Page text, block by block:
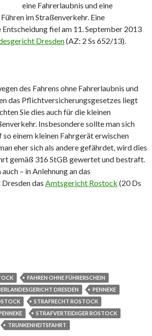
eine Fahrerlaubnis und eine
im Straßenverkehr. Eine
fiel am 11. September 2013
Dresden(AZ: 2 Ss 652/13).
des Fahrens ohne Fahrerlaubnis und
das Pflichtversicherungsgesetzes liegt
Sie dies auch für die kleinen
Insbesondere sollte man sich
einem kleinen Fahrgerät erwischen
eher sich als andere gefährdet, wird dies
gemäß 316 StGB gewertet und bestraft.
– in Anlehnung an das
das Amtsgericht Rostock (20 Ds
FAHREN OHNE FÜHRERSCHEIN
DRESDEN
PENNEKE
STRAFRECHT ROSTOCK
STRAFVERTEIDIGER ROSTOCK
TRUNKENHEITSFAHRT